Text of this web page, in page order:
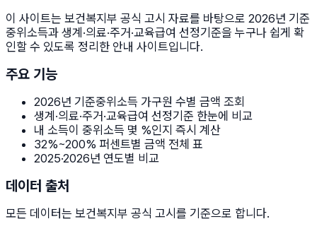
이 사이트는 보건복지부 공식 고시 자료를 바탕으로 2026년 기준
중위소득과 생계·의료·주거·교육급여 선정기준을 누구나 쉽게 확
인할 수 있도록 정리한 안내 사이트입니다.
주요 기능
2026년 기준중위소득 가구원 수별 금액 조회
생계·의료·주거·교육급여 선정기준 한눈에 비교
내 소득이 중위소득 몇 %인지 즉시 계산
32%~200% 퍼센트별 금액 전체 표
2025·2026년 연도별 비교
데이터 출처
모든 데이터는 보건복지부 공식 고시를 기준으로 합니다.